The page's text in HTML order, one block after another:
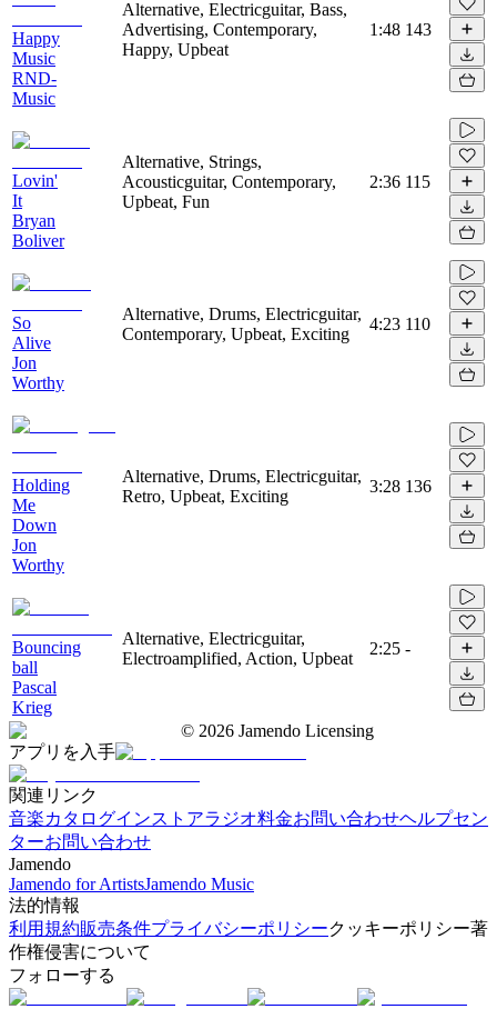
Happy
Music
RND-
Music
Alternative, Electricguitar, Bass,
Advertising, Contemporary,
Happy, Upbeat
1:48 143
Lovin'
It
Bryan
Boliver
Alternative, Strings,
Acousticguitar, Contemporary,
Upbeat, Fun
2:36 115
So
Alive
Jon
Worthy
Alternative, Drums, Electricguitar,
Contemporary, Upbeat, Exciting
4:23 110
Holding
Me
Down
Jon
Worthy
Alternative, Drums, Electricguitar,
Retro, Upbeat, Exciting
3:28 136
Bouncing
ball
Pascal
Krieg
Alternative, Electricguitar,
Electroamplified, Action, Upbeat
2:25 -
© 2026 Jamendo Licensing
アプリを入手
関連リンク
音楽カタログインストアラジオ料金お問い合わせヘルプセン
ターお問い合わせ
Jamendo
Jamendo for ArtistsJamendo Music
法的情報
利用規約販売条件プライバシーポリシークッキーポリシー著
作権侵害について
フォローする